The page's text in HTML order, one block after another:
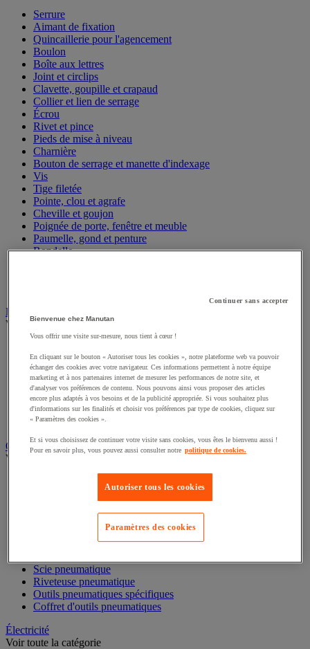
Serrure
Aimant de fixation
Quincaillerie pour l'agencement
Boulon
Boîte aux lettres
Joint et circlips
Clavette, goupille et crapaud
Collier et lien de serrage
Écrou
Rivet et pince
Pieds de mise à niveau
Charnière
Bouton de serrage et manette d'indexage
Vis
Tige filetée
Pointe, clou et agrafe
Cheville et goujon
Poignée de porte, fenêtre et meuble
Paumelle, gond et penture
Rondelle
Éclairage
Voir toute la catégorie
Baladeuse
Luminaire intérieur et extérieur
Ampoule
Lampe frontale
Lampe torche
Lampe d'atelier
Outillage pneumatique
Voir toute la catégorie
Clé à choc et perceuse pneumatique
Compresseur et accessoires
Pistolet pneumatique à peinture
Scie pneumatique
Riveteuse pneumatique
Outils pneumatiques spécifiques
Coffret d'outils pneumatiques
Électricité
Voir toute la catégorie
Continuer sans accepter
Bienvenue chez Manutan
Vous offrir une visite sur-mesure, nous tient à cœur !
En cliquant sur le bouton « Autoriser tous les cookies », notre plateforme web va pouvoir
échanger des cookies avec votre navigateur. Ces informations permettent à notre équipe
marketing et à nos partenaires internet de mesurer les performances de notre site, et
d'analyser vos préférences de contenu. Nous pouvons ainsi vous proposer des articles
encore plus adaptés à vos besoins et de la publicité appropriée. Si vous souhaitez plus
d'informations sur les finalités et choisir vos préférences par type de cookies, cliquez sur
« Paramètres des cookies ».
Et si vous choisissez de continuer votre visite sans cookies, vous êtes le bienvenu aussi !
Pour en savoir plus, vous pouvez aussi consulter notre politique de cookies.
Autoriser tous les cookies
Paramètres des cookies